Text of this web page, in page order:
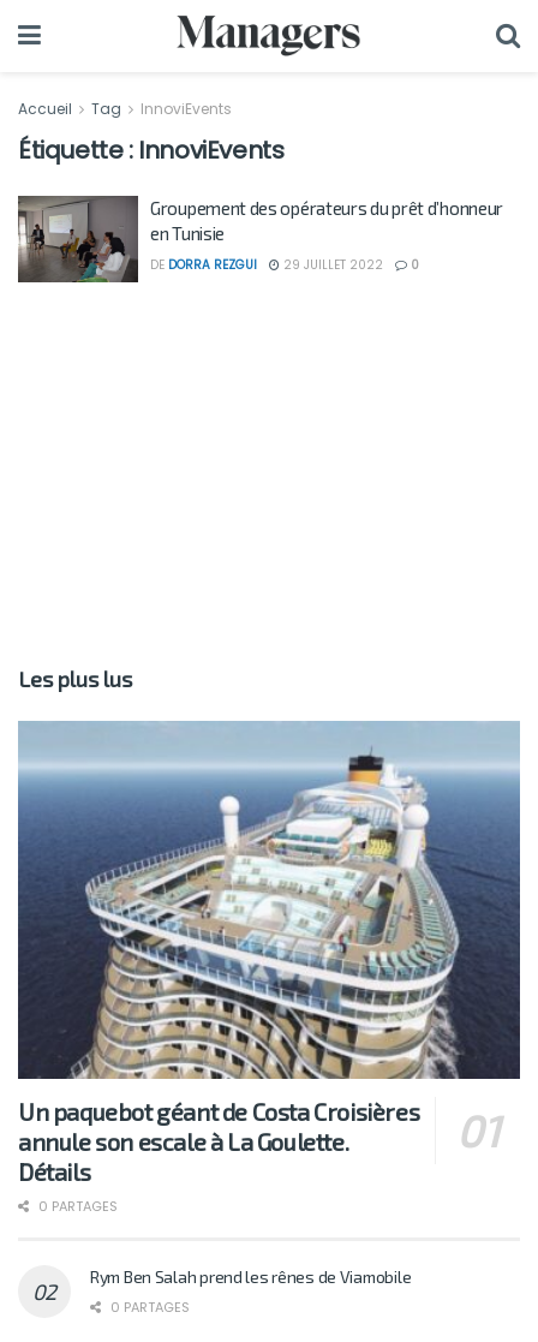
Accueil Tag InnoviEvents
Étiquette : InnoviEvents
Groupement des opérateurs du prêt d’honneur
en Tunisie
DE DORRA REZGUI 29 JUILLET 2022 0
Les plus lus
Un paquebot géant de Costa Croisières
annule son escale à La Goulette.
Détails
0 PARTAGES
Rym Ben Salah prend les rênes de Viamobile
0 PARTAGES